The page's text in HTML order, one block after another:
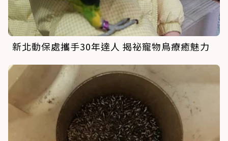
新北動保處攜手30年達人 揭祕寵物鳥療癒魅力